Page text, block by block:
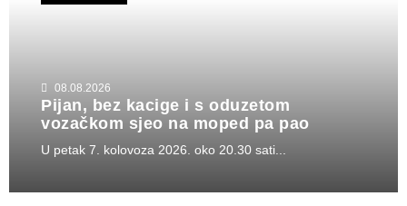
08.08.2026
Pijan, bez kacige i s oduzetom
vozačkom sjeo na moped pa pao
U petak 7. kolovoza 2026. oko 20.30 sati...